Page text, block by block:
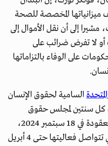
ميزانياتها المخصصة للصحة
إلى أن نقل الأموال إلى
لا تفرض ضرائب على
على الوفاء بالتزاماتها
السامية لحقوق الإنسان
كل سنتين لمجلس حقوق
الإنسان بشأن الحق في التنمية، المعقودة في 18 سبتمبر 2024،
المقدم للمجلس في دورته الـ58 التي تتواصل فعاليتها حتى 4 أبريل